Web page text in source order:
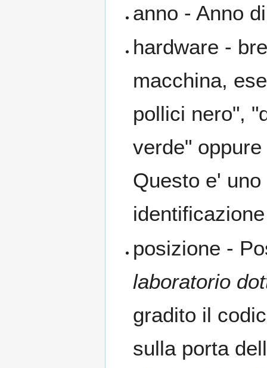
anno - Anno
hardware -
macchina,
pollici nero",
verde"
Questo e'
posizione -
laboratorio
gradito il
sulla porta